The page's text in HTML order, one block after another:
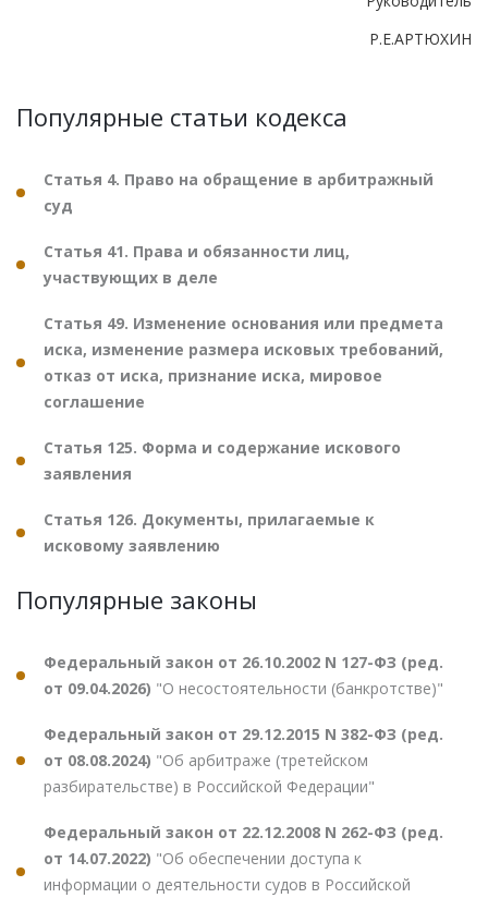
Р.Е.АРТЮХИН
Популярные статьи кодекса
Статья 4. Право на обращение в арбитражный
суд
Статья 41. Права и обязанности лиц,
участвующих в деле
Статья 49. Изменение основания или предмета
иска, изменение размера исковых требований,
отказ от иска, признание иска, мировое
соглашение
Статья 125. Форма и содержание искового
заявления
Статья 126. Документы, прилагаемые к
исковому заявлению
Популярные законы
Федеральный закон от 26.10.2002 N 127-ФЗ (ред.
от 09.04.2026) "О несостоятельности (банкротстве)"
Федеральный закон от 29.12.2015 N 382-ФЗ (ред.
от 08.08.2024) "Об арбитраже (третейском
разбирательстве) в Российской Федерации"
Федеральный закон от 22.12.2008 N 262-ФЗ (ред.
от 14.07.2022) "Об обеспечении доступа к
информации о деятельности судов в Российской